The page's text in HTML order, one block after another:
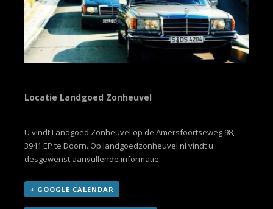
Locatie Landgoed Zonheuvel
U vindt Landgoed Zonheuvel op de Amersfoortseweg 98,
3941 EP te Doorn. Op landgoedzonheuvel.nl vindt u
desgewenst aanvullende informatie.
+ GOOGLE CALENDAR